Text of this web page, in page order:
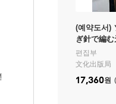
(예약도서)
ぎ針で編
편집부
文化出版局
17,360원